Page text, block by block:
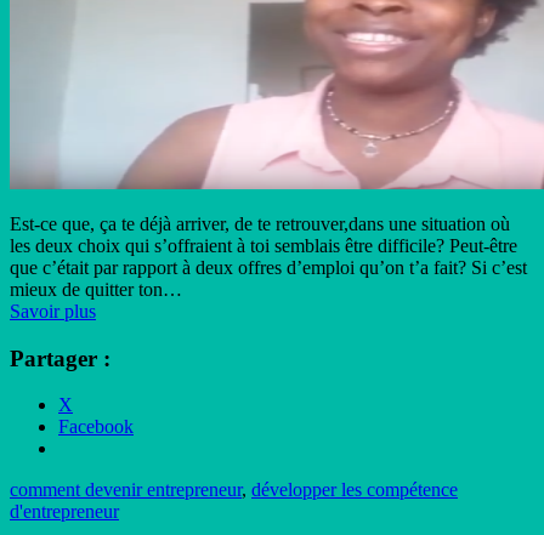
Est-ce que, ça te déjà arriver, de te retrouver,dans une situation où
les deux choix qui s’offraient à toi semblais être difficile? Peut-être
que c’était par rapport à deux offres d’emploi qu’on t’a fait? Si c’est
mieux de quitter ton…
Savoir plus
Partager :
X
Facebook
comment devenir entrepreneur, développer les compétence
d'entrepreneur